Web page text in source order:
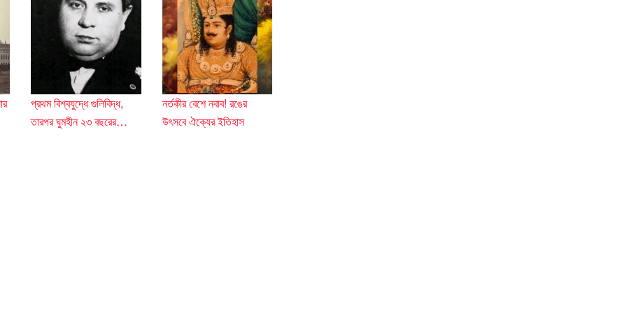
প্রথম বিশ্বযুদ্ধে গুলিবিদ্ধ,
তারপর ঘুমহীন ২৩ বছরের…
নর্তকীর বেশে নবাব! রঙের
উৎসবে ঐক্যের ইতিহাস